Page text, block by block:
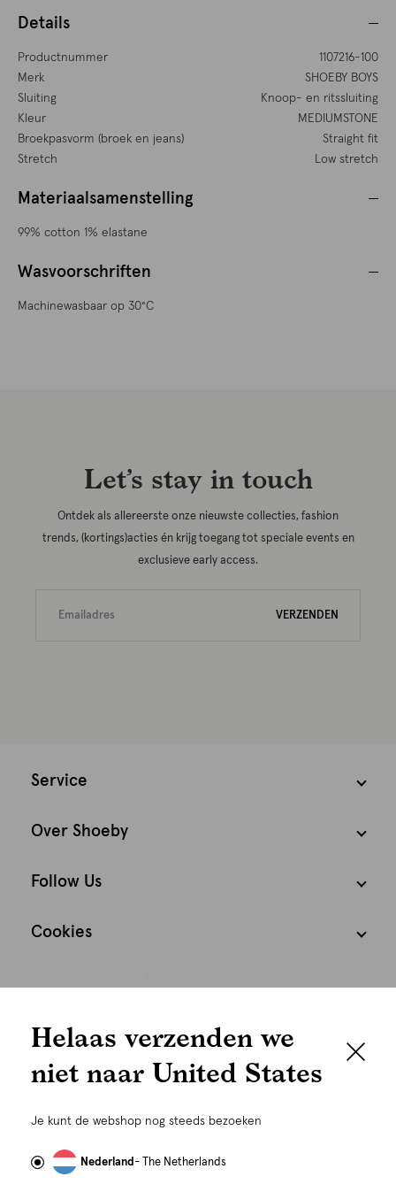
graag persoonlijk
gebruiken wij cookies en daarmee vergelijkbare
om advertenties te personaliseren...
Details
Productnummer
1107216-100
Merk
SHOEBY BOYS
Sluiting
Knoop- en ritssluiting
Kleur
MEDIUMSTONE
Broekpasvorm (broek en jeans)
Straight fit
Stretch
Low stretch
Materiaalsamenstelling
99% cotton 1% elastane
Wasvoorschriften
Machinewasbaar op 30°C
Let’s stay in touch
Ontdek als allereerste onze nieuwste collecties, fashion
trends, (kortings)acties én krijg toegang tot speciale events en
exclusieve early access.
VERZENDEN
Service
Over Shoeby
Follow Us
Cookies
Helaas verzenden we
niet naar United States
Je kunt de webshop nog steeds bezoeken
Nederland- The Netherlands